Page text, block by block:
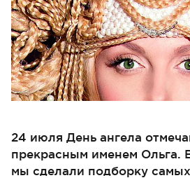
24 июля День ангела
прекрасным именем Ольга.
мы сделали подборку